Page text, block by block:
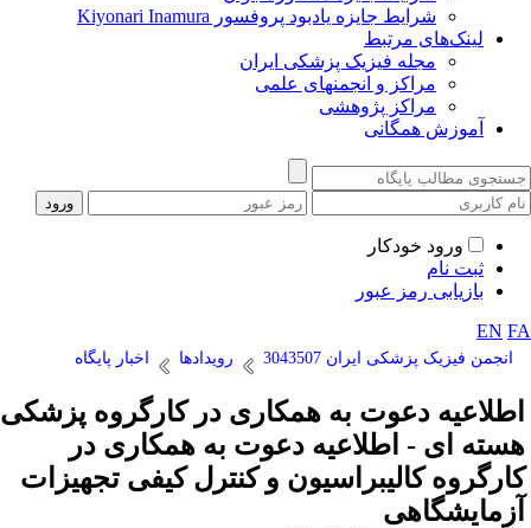
شرایط جایزه یادبود پروفسور Kiyonari Inamura
لینک‌های مرتبط
مجله فیزیک پزشکی ایران
مراکز و انجمنهای علمی
مراکز پژوهشی
آموزش همگانی
ورود خودکار
ثبت نام
بازیابی رمز عبور
EN
انجمن فیزیک پزشکی ایران 3043507 رویدادها اخبار پایگاه
دعوت به همکاری در کارگروه پزشکی
ای - اطلاعیه دعوت به همکاری در
کالیبراسیون و کنترل کیفی تجهیزات